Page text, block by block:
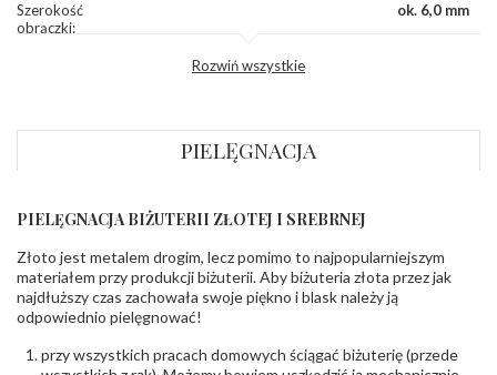
Szerokość
obrączki:
ok. 6,0 mm
INNE PARAMETRY
Producent
odpowiedzialny:
Łazur sp.j. Kowalowy 134 38-200 Jasło; NIP:
6850004631; tel.13 44 56 100;
biuro@obraczki.pl ,PZ Stelmach Sp. z o.o. ul.
Północna 22 45-805 Opole; NIP 7542889545;
Tel. +48 77 54 90 100; biuro@stelmach.pl
Bezpieczeństwo
- rodzaj
Nie nadaje się dla dzieci w wieku poniżej 3 lat
, Elementy w wyrobie wykonane z białego złota
Rozwiń wszystkie
PIELĘGNACJA
PIELĘGNACJA BIŻUTERII ZŁOTEJ I SREBRNEJ
Złoto jest metalem drogim, lecz pomimo to najpopularniejszym
materiałem przy produkcji biżuterii. Aby biżuteria złota przez jak
najdłuższy czas zachowała swoje piękno i blask należy ją
odpowiednio pielęgnować!
przy wszystkich pracach domowych ściągać biżuterię (przede